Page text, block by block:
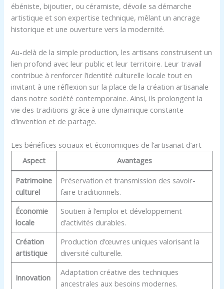
ébéniste, bijoutier, ou céramiste, dévoile sa démarche
artistique et son expertise technique, mêlant un ancrage
historique et une ouverture vers la modernité.
Au-delà de la simple production, les artisans construisent un
lien profond avec leur public et leur territoire. Leur travail
contribue à renforcer l’identité culturelle locale tout en
invitant à une réflexion sur la place de la création artisanale
dans notre société contemporaine. Ainsi, ils prolongent la
vie des traditions grâce à une dynamique constante
d’invention et de partage.
Les bénéfices sociaux et économiques de l’artisanat d’art
Aspect
Avantages
Patrimoine
culturel
Préservation et transmission des savoir-
faire traditionnels.
Économie
locale
Soutien à l’emploi et développement
d’activités durables.
Création
artistique
Production d’œuvres uniques valorisant la
diversité culturelle.
Innovation
Adaptation créative des techniques
ancestrales aux besoins modernes.